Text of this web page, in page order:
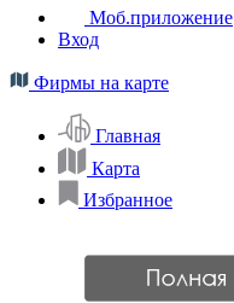
Моб.приложение
Вход
Фирмы на карте
Главная
Карта
Избранное